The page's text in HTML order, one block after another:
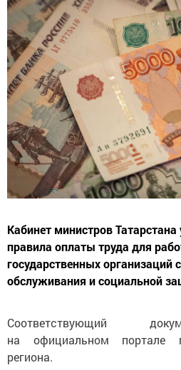
Кабинет министров
правила оплаты труда для
государственных организаций
обслуживания и социальной
Соответствующий
на официальном портале
региона.